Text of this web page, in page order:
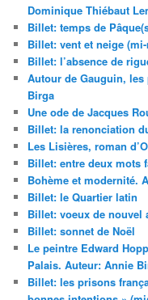
Dominique Thiébaut
Billet: temps de
Billet: vent et neige
Billet: l’absence de
Autour de Gauguin,
Birga
Une ode de Jacques
Billet: la renonciation
Les Lisières, roman
Billet: entre deux mots
Bohème et modernité.
Billet: le Quartier latin
Billet: voeux de nouvel
Billet: sonnet de Noël
Le peintre Edward
Palais. Auteur: Annie
Billet: les prisons